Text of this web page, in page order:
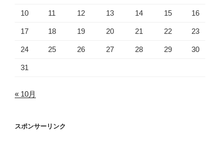
10 11 12 13 14 15 16
17 18 19 20 21 22 23
24 25 26 27 28 29 30
31
« 10月
スポンサーリンク